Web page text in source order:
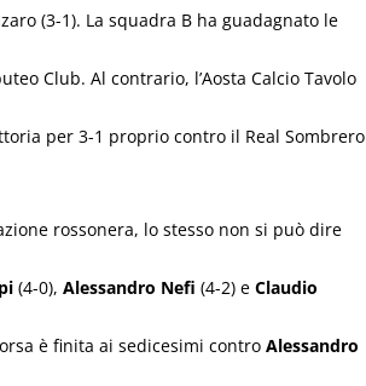
(3-1). La squadra B ha guadagnato le
Club. Al contrario, l’Aosta Calcio Tavolo
per 3-1 proprio contro il Real Sombrero
rossonera, lo stesso non si può dire
(4-0), Alessandro Nefi (4-2) e Claudio
è finita ai sedicesimi contro Alessandro